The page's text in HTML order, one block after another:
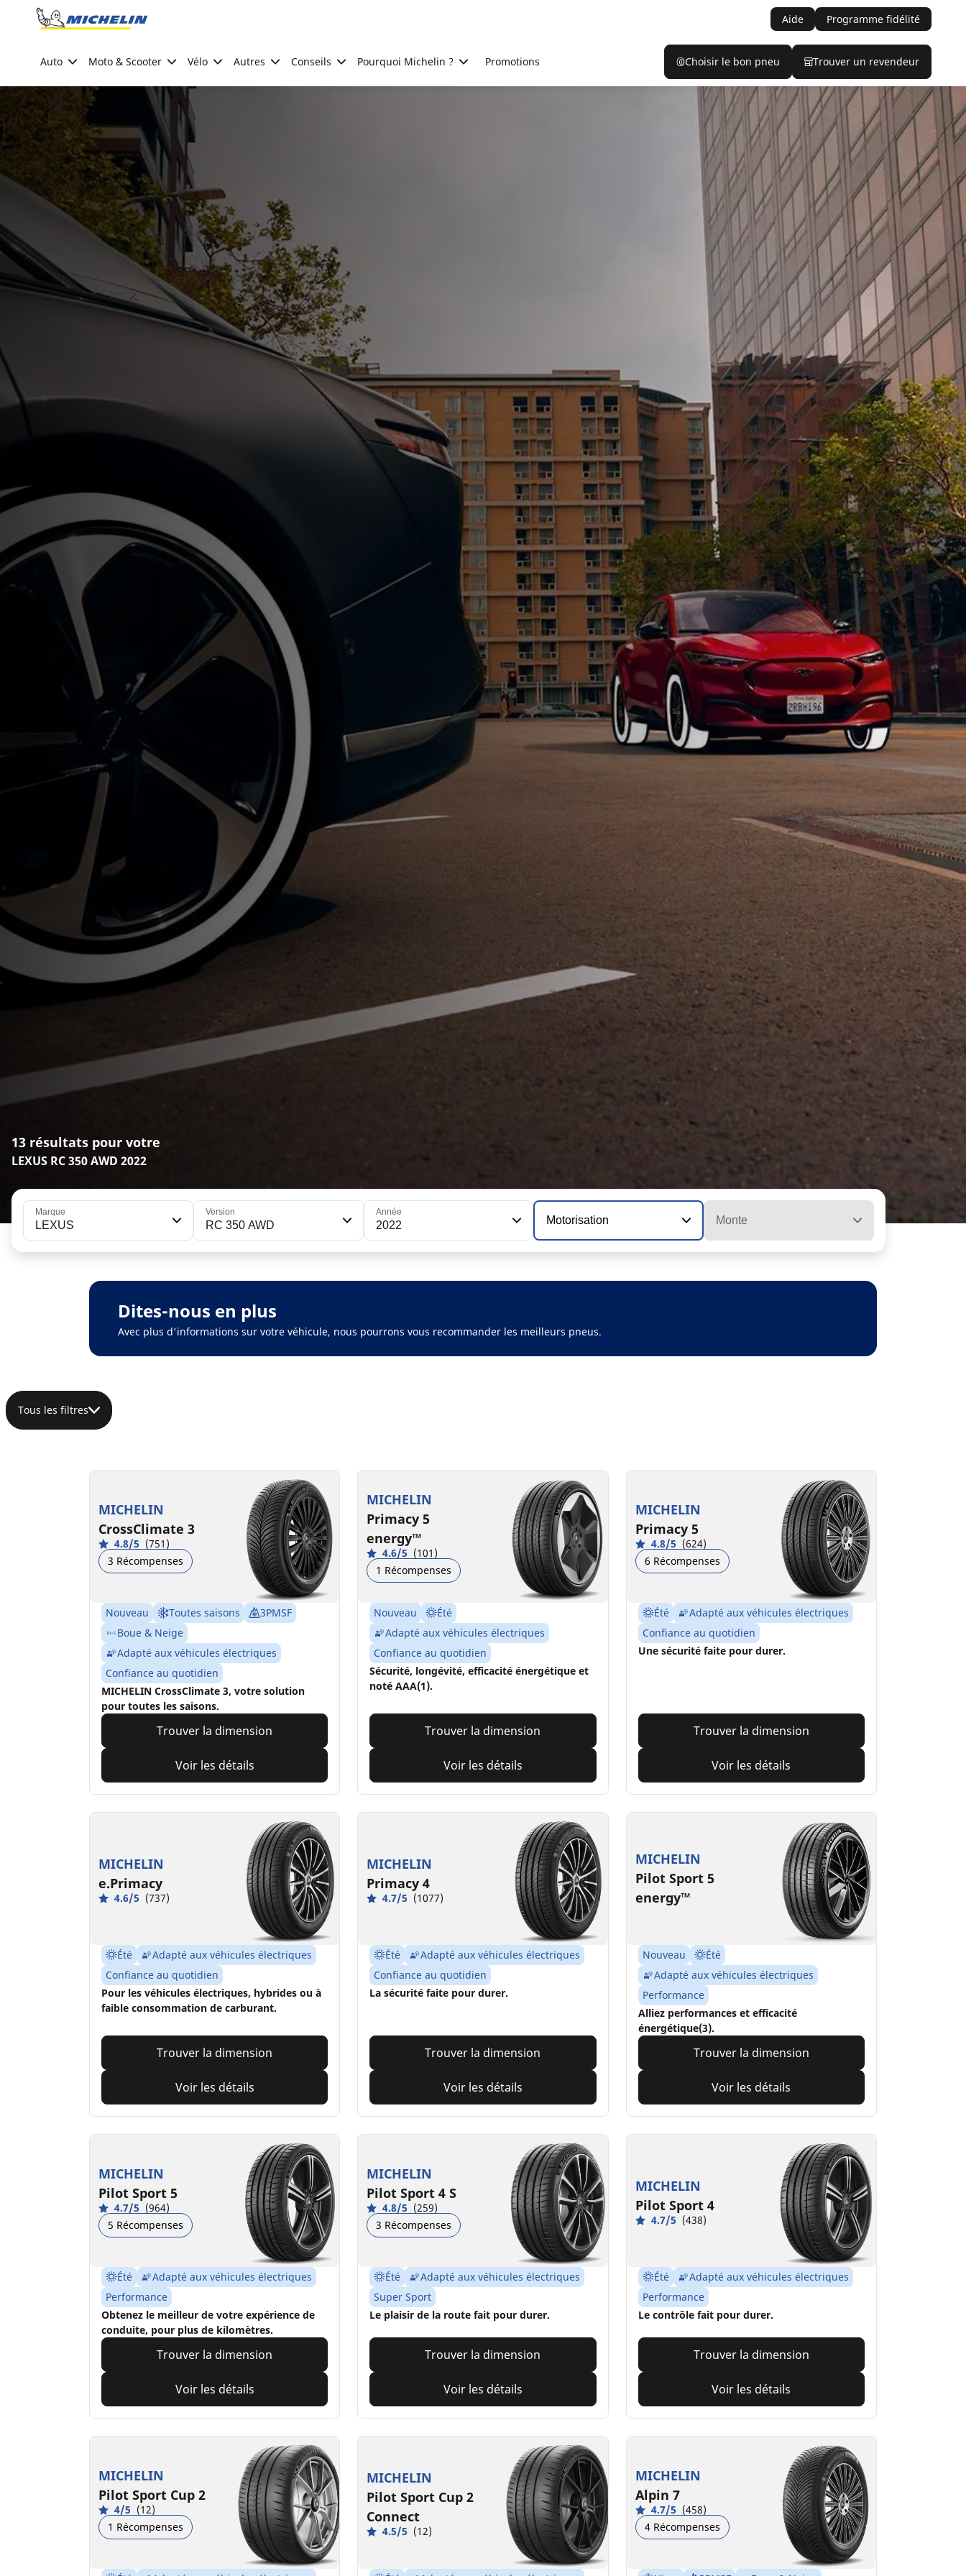
Go to page content
Aide Programme fidélité
Auto Moto & Scooter Vélo Autres Conseils Pourquoi Michelin ? Promotions Choisir le bon pneu Trouver un revendeur
13 résultats pour votre
LEXUS RC 350 AWD 2022
Marque
LEXUS
Version
RC 350 AWD
Année
2022 Motorisation Monte
Dites-nous en plus
Avec plus d'informations sur votre véhicule, nous pourrons vous recommander les meilleurs pneus.
Tous les filtres
MICHELIN
CrossClimate 3
4.8/5 (751)
3 Récompenses
Nouveau Toutes saisons
3PMSF
Boue & Neige
Adapté aux véhicules électriques
Confiance au quotidien
MICHELIN CrossClimate 3, votre solution
pour toutes les saisons.
Trouver la dimension
Voir les détails
MICHELIN
Primacy 5
energy™
4.6/5 (101)
1 Récompenses
Nouveau
Été
Adapté aux véhicules électriques
Confiance au quotidien
Sécurité, longévité, efficacité énergétique et
noté AAA(1).
Trouver la dimension
Voir les détails
MICHELIN
Primacy 5
4.8/5 (624)
6 Récompenses
Été
Adapté aux véhicules électriques
Confiance au quotidien
Une sécurité faite pour durer.
Trouver la dimension
Voir les détails
MICHELIN
e.Primacy
4.6/5 (737)
Été
Adapté aux véhicules électriques
Confiance au quotidien
Pour les véhicules électriques, hybrides ou à
faible consommation de carburant.
Trouver la dimension
Voir les détails
MICHELIN
Primacy 4
4.7/5 (1077)
Été
Adapté aux véhicules électriques
Confiance au quotidien
La sécurité faite pour durer.
Trouver la dimension
Voir les détails
MICHELIN
Pilot Sport 5
energy™
Nouveau
Été
Adapté aux véhicules électriques
Performance
Alliez performances et efficacité
énergétique(3).
Trouver la dimension
Voir les détails
MICHELIN
Pilot Sport 5
4.7/5 (964)
5 Récompenses
Été
Adapté aux véhicules électriques
Performance
Obtenez le meilleur de votre expérience de
conduite, pour plus de kilomètres.
Trouver la dimension
Voir les détails
MICHELIN
Pilot Sport 4 S
4.8/5 (259)
3 Récompenses
Été
Adapté aux véhicules électriques
Super Sport
Le plaisir de la route fait pour durer.
Trouver la dimension
Voir les détails
MICHELIN
Pilot Sport 4
4.7/5 (438)
Été
Adapté aux véhicules électriques
Performance
Le contrôle fait pour durer.
Trouver la dimension
Voir les détails
MICHELIN
Pilot Sport Cup 2
4/5 (12)
1 Récompenses
MICHELIN
Pilot Sport Cup 2
Connect
4.5/5 (12)
MICHELIN
Alpin 7
4.7/5 (458)
4 Récompenses